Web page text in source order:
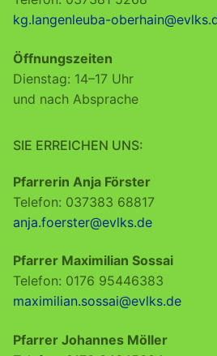
kg.langenleuba-
Öffnungszeiten
Dienstag: 14–17 Uhr
und nach Absprache
SIE ERREICHEN UNS:
Pfarrerin Anja Förster
Telefon: 037383 68817
anja.foerster@evlks.de
Pfarrer Maximilian Sossai
Telefon: 0176 95446383
maximilian.sossai@evlks.de
Pfarrer Johannes Möller